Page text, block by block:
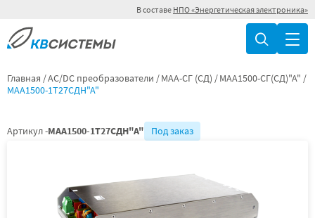
В составе НПО «Энергетическая электроника»
Главная AC/DC преобразователи МАА-СГ (СД)
МАА1500-СГ(СД)"А"
МАА1500-1Т27СДН"А"
Артикул -МАА1500-1Т27СДН"А" Под заказ